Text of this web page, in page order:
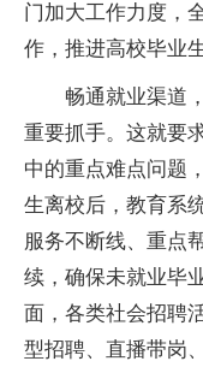
门加大工作力度，
作，推进高校毕业
畅通就业渠道
重要抓手。这就要
中的重点难点问题
生离校后，教育系
服务不断线、重点
续，确保未就业毕
面，各类社会招聘
型招聘、直播带岗